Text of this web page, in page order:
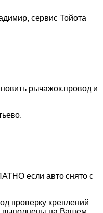
сервис Тойота
рычажок,провод и
если авто снято с
проверку креплений